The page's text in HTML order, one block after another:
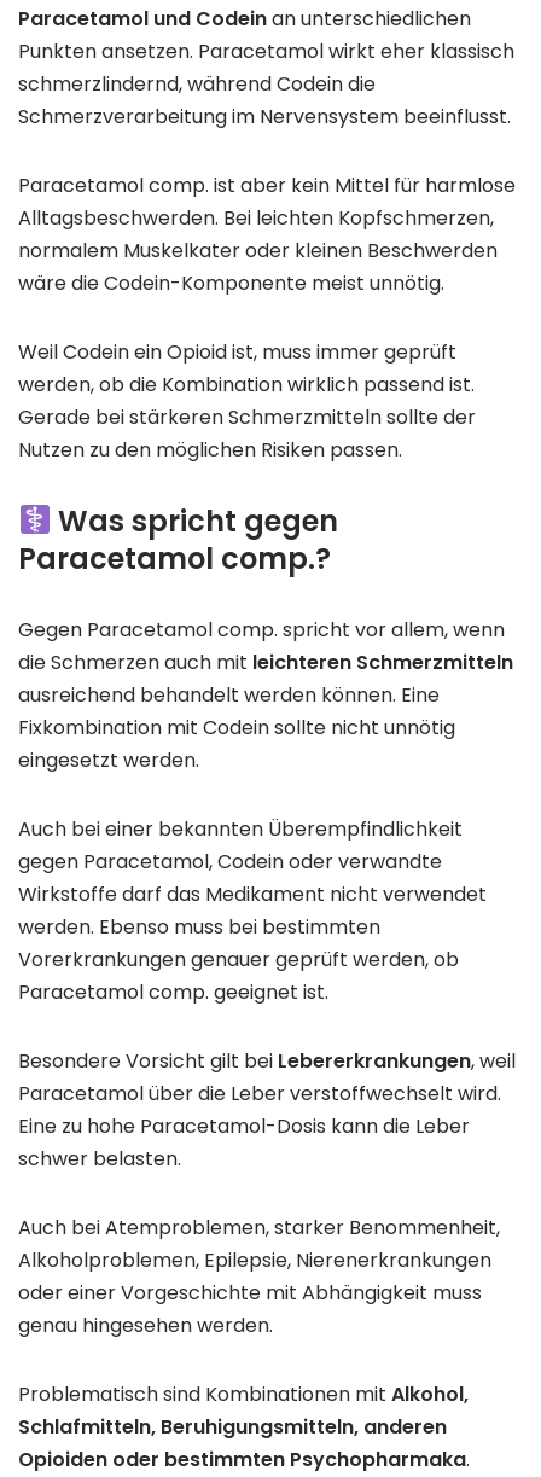
Paracetamol und Codeinan unterschiedlichen
Punkten ansetzen. Paracetamol wirkt eher klassisch
schmerzlindernd, während Codein die
Schmerzverarbeitung im Nervensystem beeinflusst.
Paracetamol comp. ist aber kein Mittel für harmlose
Alltagsbeschwerden. Bei leichten Kopfschmerzen,
normalem Muskelkater oder kleinen Beschwerden
wäre die Codein-Komponente meist unnötig.
Weil Codein ein Opioid ist, muss immer geprüft
werden, ob die Kombination wirklich passend ist.
Gerade bei stärkeren Schmerzmitteln sollte der
Nutzen zu den möglichen Risiken passen.
Was spricht gegen
Paracetamol comp.?
Gegen Paracetamol comp. spricht vor allem, wenn
die Schmerzen auch mit leichteren Schmerzmitteln
ausreichend behandelt werden können. Eine
Fixkombination mit Codein sollte nicht unnötig
eingesetzt werden.
Auch bei einer bekannten Überempfindlichkeit
gegen Paracetamol, Codein oder verwandte
Wirkstoffe darf das Medikament nicht verwendet
werden. Ebenso muss bei bestimmten
Vorerkrankungen genauer geprüft werden, ob
Paracetamol comp. geeignet ist.
Besondere Vorsicht gilt bei Lebererkrankungen, weil
Paracetamol über die Leber verstoffwechselt wird.
Eine zu hohe Paracetamol-Dosis kann die Leber
schwer belasten.
Auch bei Atemproblemen, starker Benommenheit,
Alkoholproblemen, Epilepsie, Nierenerkrankungen
oder einer Vorgeschichte mit Abhängigkeit muss
genau hingesehen werden.
Problematisch sind Kombinationen mit Alkohol,
Schlafmitteln, Beruhigungsmitteln, anderen
Opioiden oder bestimmten Psychopharmaka.